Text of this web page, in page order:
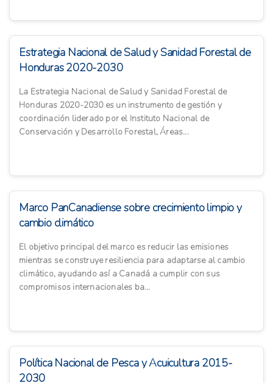
Estrategia Nacional de Salud y Sanidad Forestal de
Honduras 2020-2030
La Estrategia Nacional de Salud y Sanidad Forestal de
Honduras 2020-2030 es un instrumento de gestión y
coordinación liderado por el Instituto Nacional de
Conservación y Desarrollo Forestal, Áreas...
Marco PanCanadiense sobre crecimiento limpio y
cambio climático
El objetivo principal del marco es reducir las emisiones
mientras se construye resiliencia para adaptarse al cambio
climático, ayudando así a Canadá a cumplir con sus
compromisos internacionales ba...
Política Nacional de Pesca y Acuicultura 2015-
2030